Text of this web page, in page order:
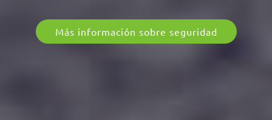
Más información sobre seguridad